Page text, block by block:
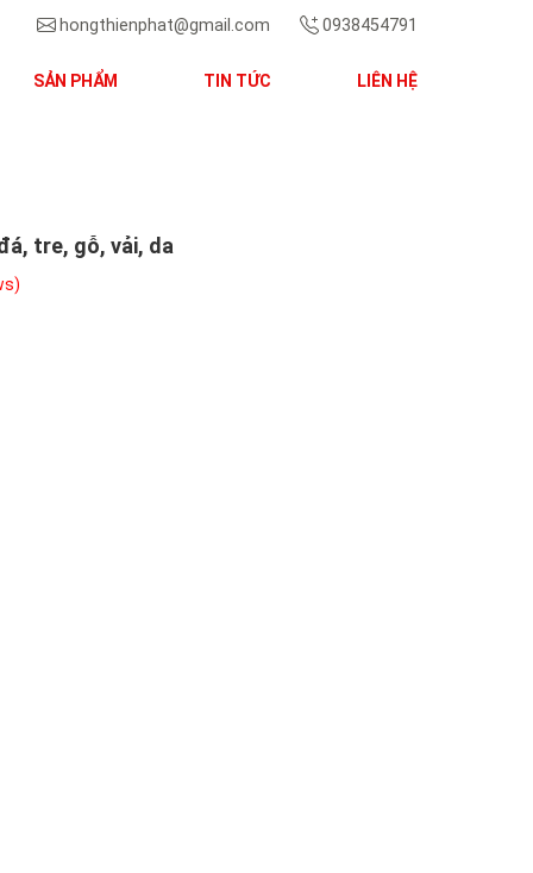
hongthienphat@gmail.com 0938454791
SẢN PHẨM TIN TỨC LIÊN HỆ
tre, gỗ, vải, da